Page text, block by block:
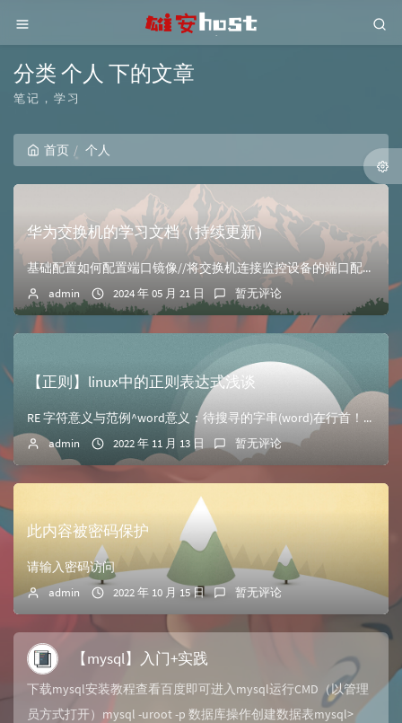
分类 个人 下的文章
笔记，学习
首页 个人
华为交换机的学习文档（持续更新）
基础配置如何配置端口镜像//将交换机连接监控设备的端口配置观察端口 //例如，将监控设备的端口GE0/0/20配置成观察端口 [SWA]observe-p...
admin 2024 年 05 月 21 日 暂无评论
【正则】linux中的正则表达式浅谈
RE 字符意义与范例^word意义：待搜寻的字串(word)在行首！<br/>范例：搜寻行首为『 # 』开始的那一行，并列出行号> gr...
admin 2022 年 11 月 13 日 暂无评论
此内容被密码保护
请输入密码访问
admin 2022 年 10 月 15 日 暂无评论
【mysql】入门+实践
下载mysql安装教程查看百度即可进入mysql运行CMD（以管理
员方式打开）mysql -uroot -p 数据库操作创建数据表mysql>